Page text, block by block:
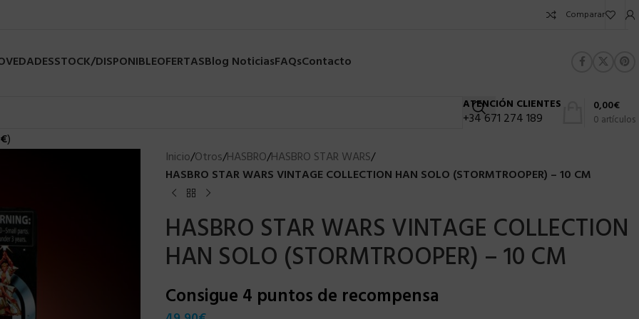
Comparar
STOCK/DISPONIBLEOFERTASBlog NoticiasFAQsContacto
ATENCIÓN CLIENTES
+34 671 274 189 0 artículos
0,00€
€)
Inicio/Otros/HASBRO/HASBRO STAR WARS/
HASBRO STAR WARS VINTAGE COLLECTION HAN SOLO (STORMTROOPER) – 10 CM
HASBRO STAR WARS VINTAGE COLLECTION
HAN SOLO (STORMTROOPER) – 10 CM
Consigue 4 puntos de recompensa